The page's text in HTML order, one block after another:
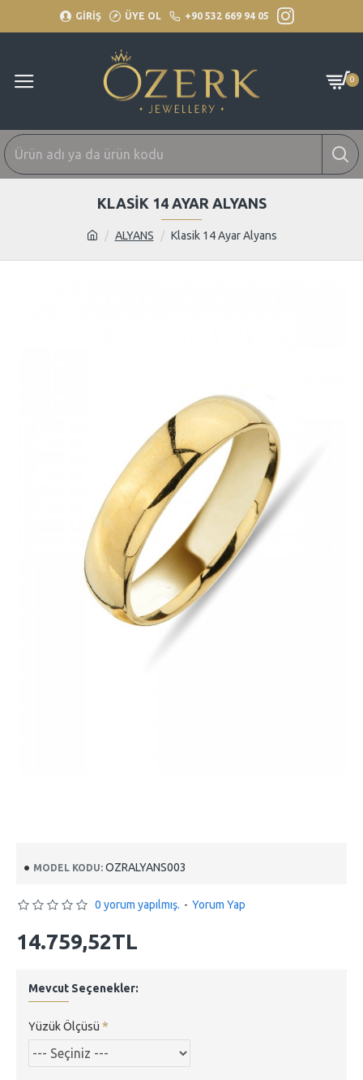
GİRİŞ ÜYE OL +90 532 669 94 05
0
ALYANS Klasik 14 Ayar Alyans
KLASIK 14 AYAR ALYANS
MODEL KODU: OZRALYANS003
0 yorum yapılmış. - Yorum Yap
14.759,52TL
Mevcut Seçenekler:
Yüzük Ölçüsü